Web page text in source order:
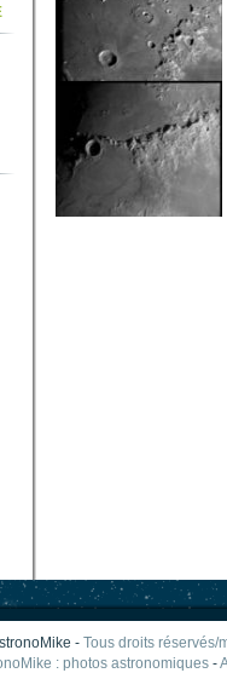
- Tous droits réservés/
: photos astronomiques -